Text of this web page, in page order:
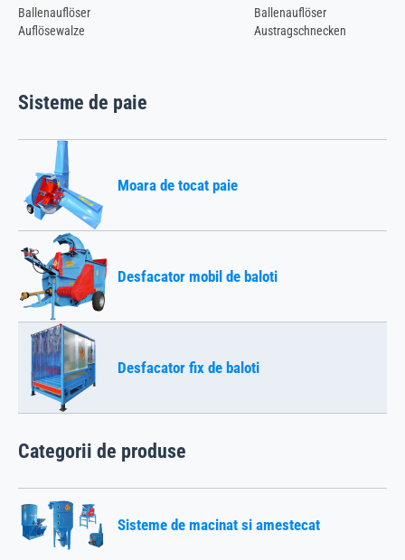
Ballenauflöser
Auflösewalze
Ballenauflöser
Austragschnecken
Sisteme de paie
Moara de tocat paie
Desfacator mobil de baloti
Desfacator fix de baloti
Categorii de produse
Sisteme de macinat si amestecat